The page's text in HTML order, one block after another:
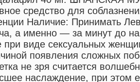
средство для
Наличие: Принимать
а именно — за минут до
виде сексуальных
появления сложных
не зря считается
наслаждение, при этом